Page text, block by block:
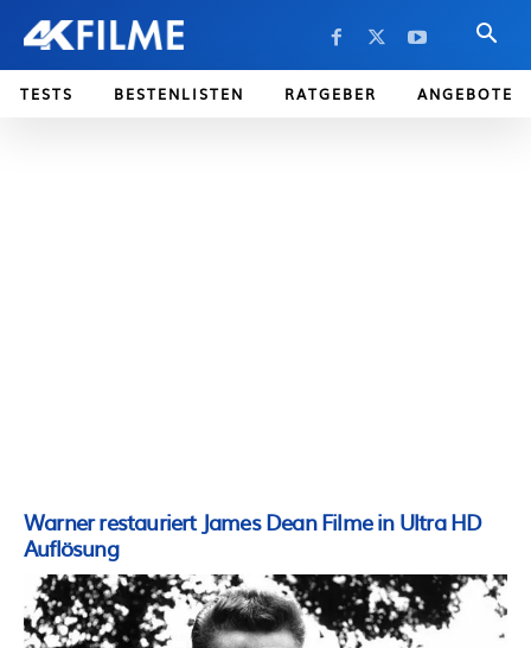
TESTS BESTENLISTEN RATGEBER ANGEBOTE
Warner restauriert James Dean Filme in Ultra HD
Auflösung